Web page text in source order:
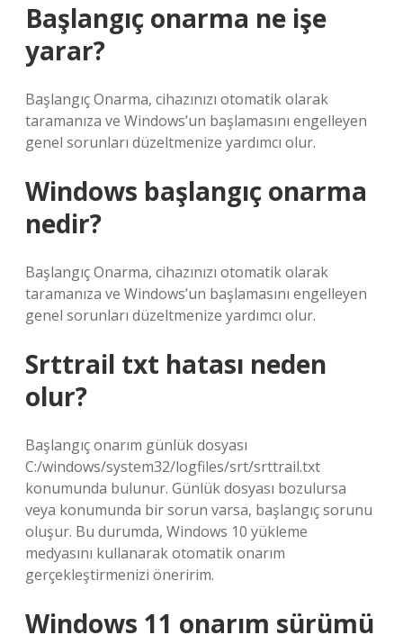
Başlangıç onarma ne işe
yarar?
Başlangıç ​​Onarma, cihazınızı otomatik olarak
taramanıza ve Windows’un başlamasını engelleyen
genel sorunları düzeltmenize yardımcı olur.
Windows başlangıç onarma
nedir?
Başlangıç ​​Onarma, cihazınızı otomatik olarak
taramanıza ve Windows’un başlamasını engelleyen
genel sorunları düzeltmenize yardımcı olur.
Srttrail txt hatası neden
olur?
Başlangıç ​​onarım günlük dosyası
C:/windows/system32/logfiles/srt/srttrail.txt
konumunda bulunur. Günlük dosyası bozulursa
veya konumunda bir sorun varsa, başlangıç ​​sorunu
oluşur. Bu durumda, Windows 10 yükleme
medyasını kullanarak otomatik onarım
gerçekleştirmenizi öneririm.
Windows 11 onarım sürümü